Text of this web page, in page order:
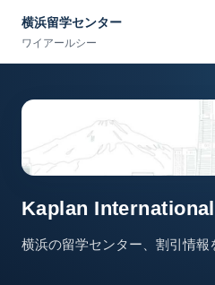
横浜留学センター
ワイアールシー
Kaplan
横浜の留学センター、割引情報